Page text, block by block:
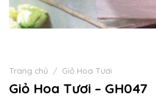
Trang chủ / Giỏ Hoa Tươi
Giỏ Hoa Tươi – GH047